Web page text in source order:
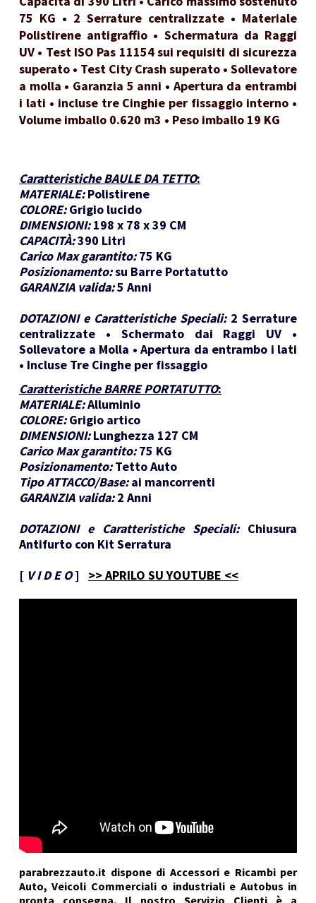
75 KG • 2 Serrature centralizzate • Materiale
Polistirene antigraffio • Schermatura da Raggi
UV • Test ISO Pas 11154 sui requisiti di sicurezza
superato • Test City Crash superato • Sollevatore
a molla • Garanzia 5 anni • Apertura da entrambi
i lati • incluse tre Cinghie per fissaggio interno •
Volume imballo 0.620 m3 • Peso imballo 19 KG
Caratteristiche BAULE DA TETTO:
MATERIALE: Polistirene
COLORE: Grigio lucido
DIMENSIONI: 198 x 78 x 39 CM
CAPACITÀ:390 Litri
Carico Max garantito: 75 KG
Posizionamento:su Barre Portatutto
GARANZIA valida:5 Anni
DOTAZIONI e Caratteristiche Speciali: 2 Serrature
centralizzate • Schermato dai Raggi UV •
Sollevatore a Molla • Apertura da entrambo i lati
• Incluse Tre Cinghe per fissaggio
Caratteristiche BARRE PORTATUTTO:
MATERIALE:Alluminio
COLORE: Grigio artico
DIMENSIONI: Lunghezza 127 CM
Carico Max garantito: 75 KG
Posizionamento: Tetto Auto
Tipo ATTACCO/Base: ai mancorrenti
GARANZIA valida: 2 Anni
DOTAZIONI e Caratteristiche Speciali: Chiusura
Antifurto con Kit Serratura
[ V I D E O] >> APRILO SU YOUTUBE <<
parabrezzauto.it dispone di Accessori e Ricambi per
Auto, Veicoli Commerciali o industriali e Autobus in